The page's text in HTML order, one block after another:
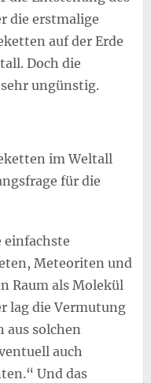
die erstmalige
auf der Erde
Doch die
ungünstig.
im Weltall
für die
einfachste
Meteoriten und
Raum als Molekül
lag die Vermutung
aus solchen
auch
Und das